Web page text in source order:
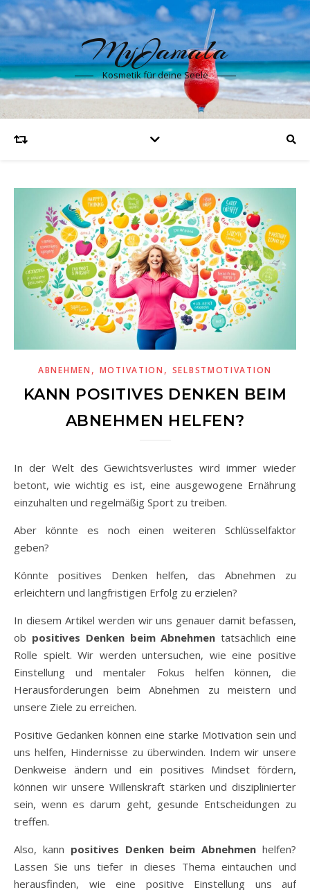
MyJamala
Kosmetik für deine Seele
ABNEHMEN , MOTIVATION , SELBSTMOTIVATION
KANN POSITIVES DENKEN BEIM
ABNEHMEN HELFEN?
In der Welt des Gewichtsverlustes wird immer wieder
betont, wie wichtig es ist, eine ausgewogene Ernährung
einzuhalten und regelmäßig Sport zu treiben.
Aber könnte es noch einen weiteren Schlüsselfaktor
geben?
Könnte positives Denken helfen, das Abnehmen zu
erleichtern und langfristigen Erfolg zu erzielen?
In diesem Artikel werden wir uns genauer damit befassen,
ob positives Denken beim Abnehmen tatsächlich eine
Rolle spielt. Wir werden untersuchen, wie eine positive
Einstellung und mentaler Fokus helfen können, die
Herausforderungen beim Abnehmen zu meistern und
unsere Ziele zu erreichen.
Positive Gedanken können eine starke Motivation sein und
uns helfen, Hindernisse zu überwinden. Indem wir unsere
Denkweise ändern und ein positives Mindset fördern,
können wir unsere Willenskraft stärken und disziplinierter
sein, wenn es darum geht, gesunde Entscheidungen zu
treffen.
Also, kann positives Denken beim Abnehmen helfen?
Lassen Sie uns tiefer in dieses Thema eintauchen und
herausfinden, wie eine positive Einstellung uns auf